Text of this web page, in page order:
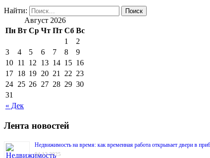
Найти:
Август 2026
Пн Вт Ср Чт Пт Сб Вс
« Дек
1
2
3
4 5 6 7 8
9
10 11 12 13 14 15 16
17 18 19 20 21 22 23
24 25 26 27 28 29 30
31
Лента новостей
Недвижимость на время: как временная работа открывает двери в
04.12.2025